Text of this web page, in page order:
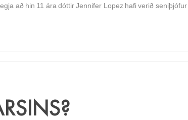
að hin 11 ára dóttir Jennifer Lopez hafi verið